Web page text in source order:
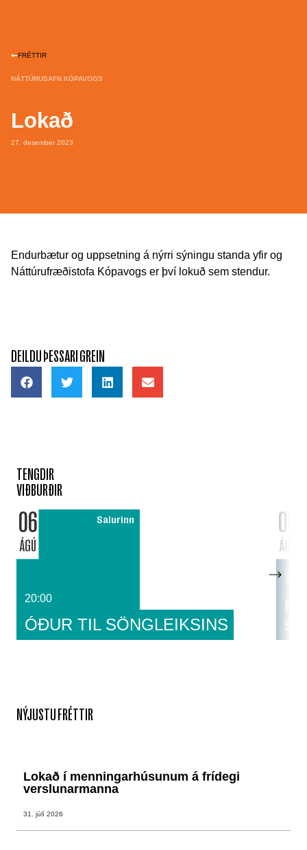
FRÉTTIR
NÁTTÚRUSAFN KÓPAVOGS
Lokað
27. desember 2023
Endurbætur og uppsetning á nýrri sýningu standa yfir og
Náttúrufræðistofa Kópavogs er því lokuð sem stendur.
DEILDU ÞESSARI GREIN
TENGDIR
VIÐBURÐIR
06
ÁGÚ
Salurinn
20:00
ÓÐUR TIL SÖNGLEIKSINS
06
ÁGÚ
NÝJUSTU FRÉTTIR
Lokað í menningarhúsunum á frídegi
verslunarmanna
31. júlí 2026